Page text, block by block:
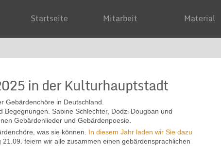
Startseite Mitarbeit Material
in der Kulturhauptstadt
Gebärdenchöre in Deutschland.
Sabine Schlechter, Dodzi Dougban und
Gebärdenlieder und Gebärdenpoesie.
was sie können. In diesem Jahr laden wir Sie dazu
21.09. feiern wir alle zusammen einen gebärdensprachlichen